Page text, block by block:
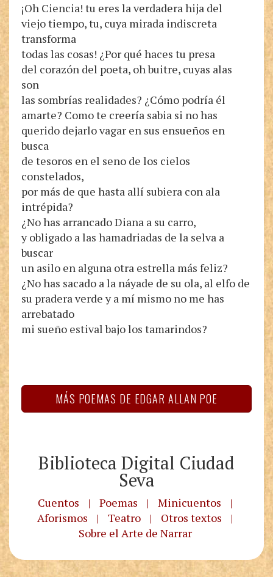
¡Oh Ciencia! tu eres la verdadera hija del
viejo tiempo, tu, cuya mirada indiscreta
transforma
todas las cosas! ¿Por qué haces tu presa
del corazón del poeta, oh buitre, cuyas alas
son
las sombrías realidades? ¿Cómo podría él
amarte? Como te creería sabia si no has
querido dejarlo vagar en sus ensueños en
busca
de tesoros en el seno de los cielos
constelados,
por más de que hasta allí subiera con ala
intrépida?
¿No has arrancado Diana a su carro,
y obligado a las hamadriadas de la selva a
buscar
un asilo en alguna otra estrella más feliz?
¿No has sacado a la náyade de su ola, al elfo de
su pradera verde y a mí mismo no me has
arrebatado
mi sueño estival bajo los tamarindos?
MÁS POEMAS DE EDGAR ALLAN POE
Biblioteca Digital Ciudad
Seva
Cuentos | Poemas | Minicuentos
|
Aforismos
| Teatro | Otros textos
|
Sobre el Arte de Narrar